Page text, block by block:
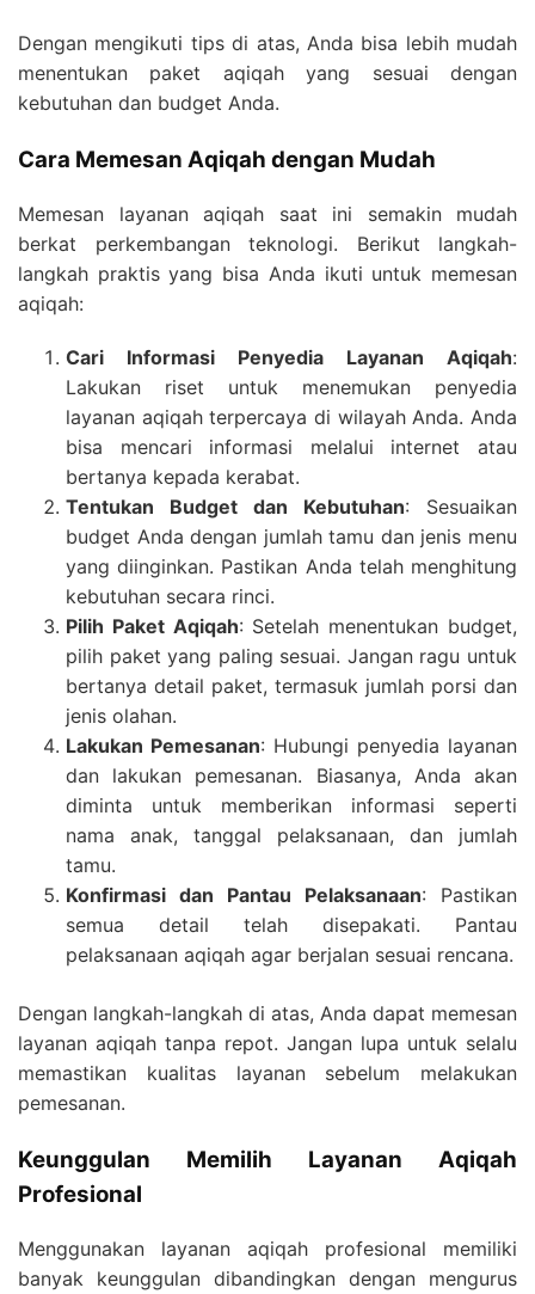
Dengan mengikuti tips di atas, Anda bisa lebih mudah
menentukan paket aqiqah yang sesuai dengan
kebutuhan dan budget Anda.
Cara Memesan Aqiqah dengan Mudah
Memesan layanan aqiqah saat ini semakin mudah
berkat perkembangan teknologi. Berikut langkah-
langkah praktis yang bisa Anda ikuti untuk memesan
aqiqah:
Cari Informasi Penyedia Layanan Aqiqah:
Lakukan riset untuk menemukan penyedia
layanan aqiqah terpercaya di wilayah Anda. Anda
bisa mencari informasi melalui internet atau
bertanya kepada kerabat.
Tentukan Budget dan Kebutuhan: Sesuaikan
budget Anda dengan jumlah tamu dan jenis menu
yang diinginkan. Pastikan Anda telah menghitung
kebutuhan secara rinci.
Pilih Paket Aqiqah: Setelah menentukan budget,
pilih paket yang paling sesuai. Jangan ragu untuk
bertanya detail paket, termasuk jumlah porsi dan
jenis olahan.
Lakukan Pemesanan: Hubungi penyedia layanan
dan lakukan pemesanan. Biasanya, Anda akan
diminta untuk memberikan informasi seperti
nama anak, tanggal pelaksanaan, dan jumlah
tamu.
Konfirmasi dan Pantau Pelaksanaan: Pastikan
semua detail telah disepakati. Pantau
pelaksanaan aqiqah agar berjalan sesuai rencana.
Dengan langkah-langkah di atas, Anda dapat memesan
layanan aqiqah tanpa repot. Jangan lupa untuk selalu
memastikan kualitas layanan sebelum melakukan
pemesanan.
Keunggulan Memilih Layanan Aqiqah
Profesional
Menggunakan layanan aqiqah profesional memiliki
banyak keunggulan dibandingkan dengan mengurus